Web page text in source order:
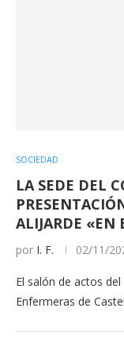
SOCIEDAD
LA SEDE DEL
ALIJARDE «EN
por I. F. 02/11/
El salón de actos
Enfermeras de